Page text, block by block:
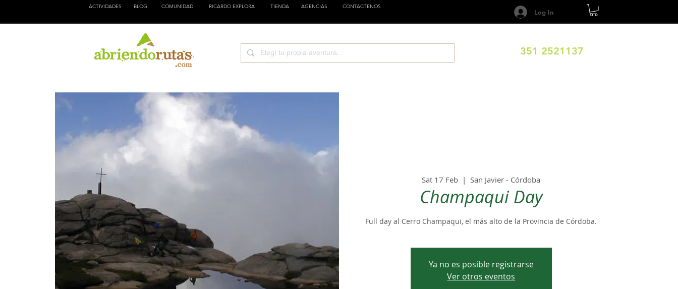
ACTIVIDADES BLOG COMUNIDAD RICARDO EXPLORA TIENDA AGENCIAS CONTACTENOS
Log In
351 2521137
Sat 17 Feb
  |
San Javier - Córdoba
Champaqui Day
Full day al Cerro Champaqui, el más alto de la Provincia de Córdoba.
Ya no es posible registrarse
Ver otros eventos